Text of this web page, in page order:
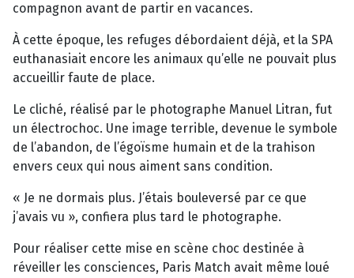
compagnon avant de partir en vacances.
À cette époque, les refuges débordaient déjà, et la SPA
euthanasiait encore les animaux qu’elle ne pouvait plus
accueillir faute de place.
Le cliché, réalisé par le photographe Manuel Litran, fut
un électrochoc. Une image terrible, devenue le symbole
de l’abandon, de l’égoïsme humain et de la trahison
envers ceux qui nous aiment sans condition.
« Je ne dormais plus. J’étais bouleversé par ce que
j’avais vu », confiera plus tard le photographe.
Pour réaliser cette mise en scène choc destinée à
réveiller les consciences, Paris Match avait même loué